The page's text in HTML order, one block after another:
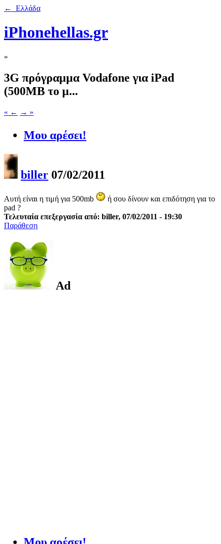
← Ελλάδα
iPhonehellas.gr
»
3G πρόγραμμα Vodafone για iPad
(500MB το μ...
« ← → »
Μου αρέσει!
biller 07/02/2011
Αυτή είναι η τιμή για 500mb
ή σου δίνουν και επιδότηση για το
pad ?
Τελευταία επεξεργασία από: biller, 07/02/2011 - 19:30
Παράθεση
Ad